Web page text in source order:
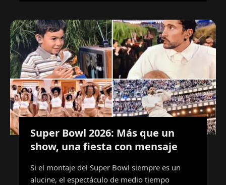
Super Bowl 2026: Más que un
show, una fiesta con mensaje
Si el montaje del Super Bowl siempre es un
alucine, el espectáculo de medio tiempo